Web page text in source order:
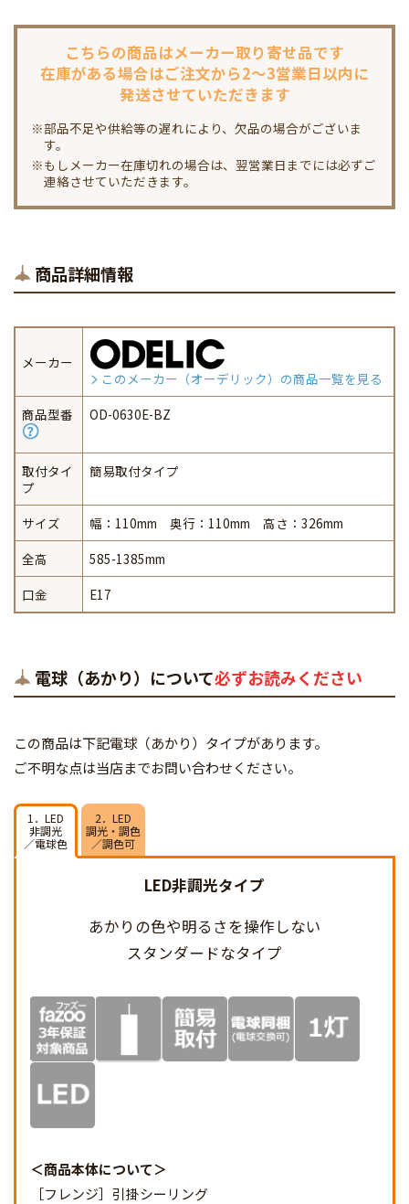
こちらの商品はメーカー取り寄せ品です
在庫がある場合はご注文から2～3営業日以内に
発送させていただきます
※部品不足や供給等の遅れにより、欠品の場合がございま
す。
※もしメーカー在庫切れの場合は、翌営業日までには必ずご
連絡させていただきます。
商品詳細情報
メーカー
このメーカー（オーデリック）の商品一覧を見る
商品型番
OD-0630E-BZ
取付タイ
プ
簡易取付タイプ
サイズ
幅：110mm 奥行：110mm 高さ：326mm
全高
585-1385mm
口金
E17
電球（あかり）について必ずお読みください
この商品は下記電球（あかり）タイプがあります。
ご不明な点は当店までお問い合わせください。
1．LED
非調光
／電球色
2．LED
調光・調色
／調色可
LED非調光タイプ
あかりの色や明るさを操作しない
スタンダードなタイプ
商品本体について
［フレンジ］引掛シーリング